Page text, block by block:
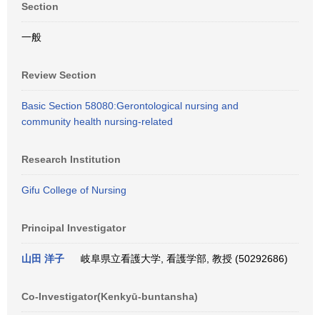
Section
一般
Review Section
Basic Section 58080:Gerontological nursing and
community health nursing-related
Research Institution
Gifu College of Nursing
Principal Investigator
山田 洋子 岐阜県立看護大学, 看護学部, 教授 (50292686)
Co-Investigator(Kenkyū-buntansha)